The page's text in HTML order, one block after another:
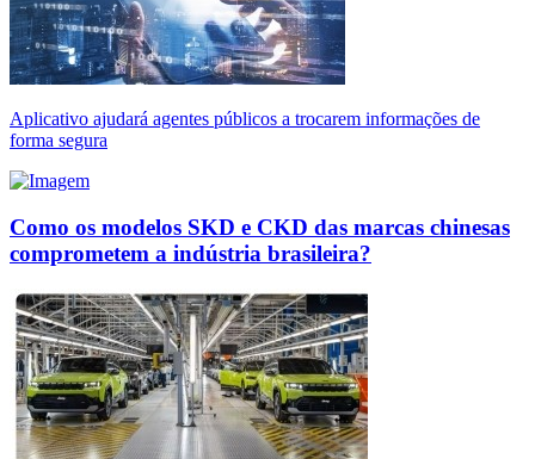
Aplicativo ajudará agentes públicos a trocarem informações de
forma segura
Como os modelos SKD e CKD das marcas chinesas
comprometem a indústria brasileira?